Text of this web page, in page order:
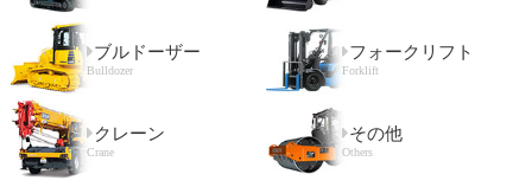
ブルドーザー
Bulldozer
フォークリフト
Forklift
クレーン
Crane
その他
Others